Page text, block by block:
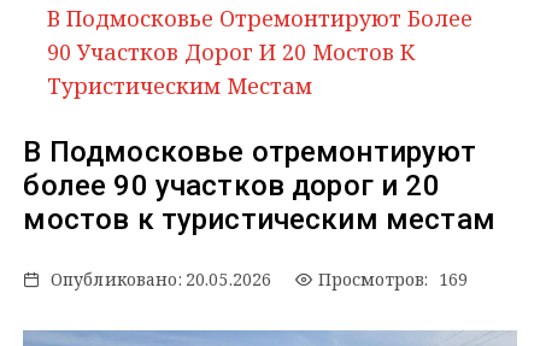
В Подмосковье Отремонтируют Более
90 Участков Дорог И 20 Мостов К
Туристическим Местам
В Подмосковье отремонтируют
более 90 участков дорог и 20
мостов к туристическим местам
Опубликовано: 20.05.2026 Просмотров: 169